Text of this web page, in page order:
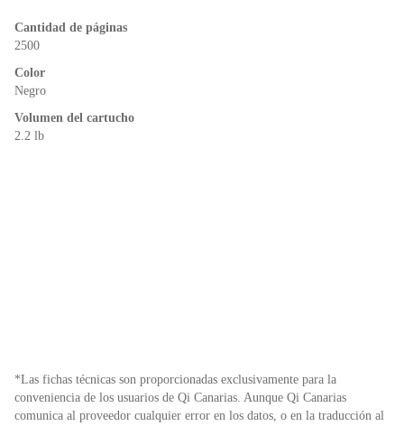
k
Cantidad de páginas
2500
Color
Negro
Volumen del cartucho
2.2 lb
*Las fichas técnicas son proporcionadas exclusivamente para la
conveniencia de los usuarios de Qi Canarias. Aunque Qi Canarias
comunica al proveedor cualquier error en los datos, o en la traducción al